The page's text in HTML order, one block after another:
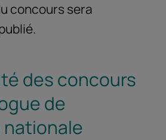
concours sera
des concours
de
nationale